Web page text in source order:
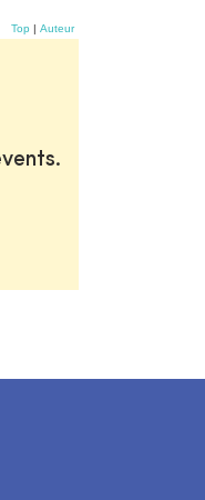
Top | Auteur